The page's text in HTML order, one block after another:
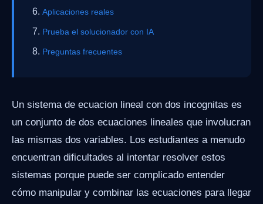
Aplicaciones reales
Prueba el solucionador con IA
Preguntas frecuentes
Un sistema de ecuacion lineal con dos incognitas es
un conjunto de dos ecuaciones lineales que involucran
las mismas dos variables. Los estudiantes a menudo
encuentran dificultades al intentar resolver estos
sistemas porque puede ser complicado entender
cómo manipular y combinar las ecuaciones para llegar